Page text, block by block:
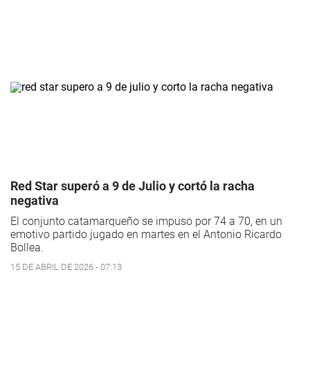
Red Star superó a 9 de Julio y cortó la racha
negativa
El conjunto catamarqueño se impuso por 74 a 70, en un
emotivo partido jugado en martes en el Antonio Ricardo
Bollea.
15 DE ABRIL DE 2026 - 07:13